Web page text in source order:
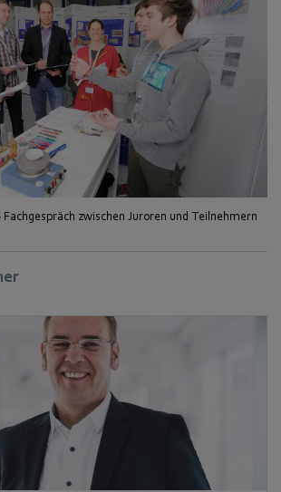
Fachgespräch zwischen Juroren und Teilnehmern